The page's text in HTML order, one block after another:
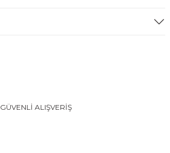
GÜVENLİ ALIŞVERİŞ